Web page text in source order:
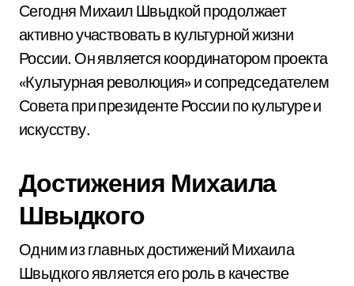
Сегодня Михаил Швыдкой продолжает
активно участвовать в культурной жизни
России. Он является координатором проекта
«Культурная революция» и сопредседателем
Совета при президенте России по культуре и
искусству.
Достижения Михаила
Швыдкого
Одним из главных достижений Михаила
Швыдкого является его роль в качестве